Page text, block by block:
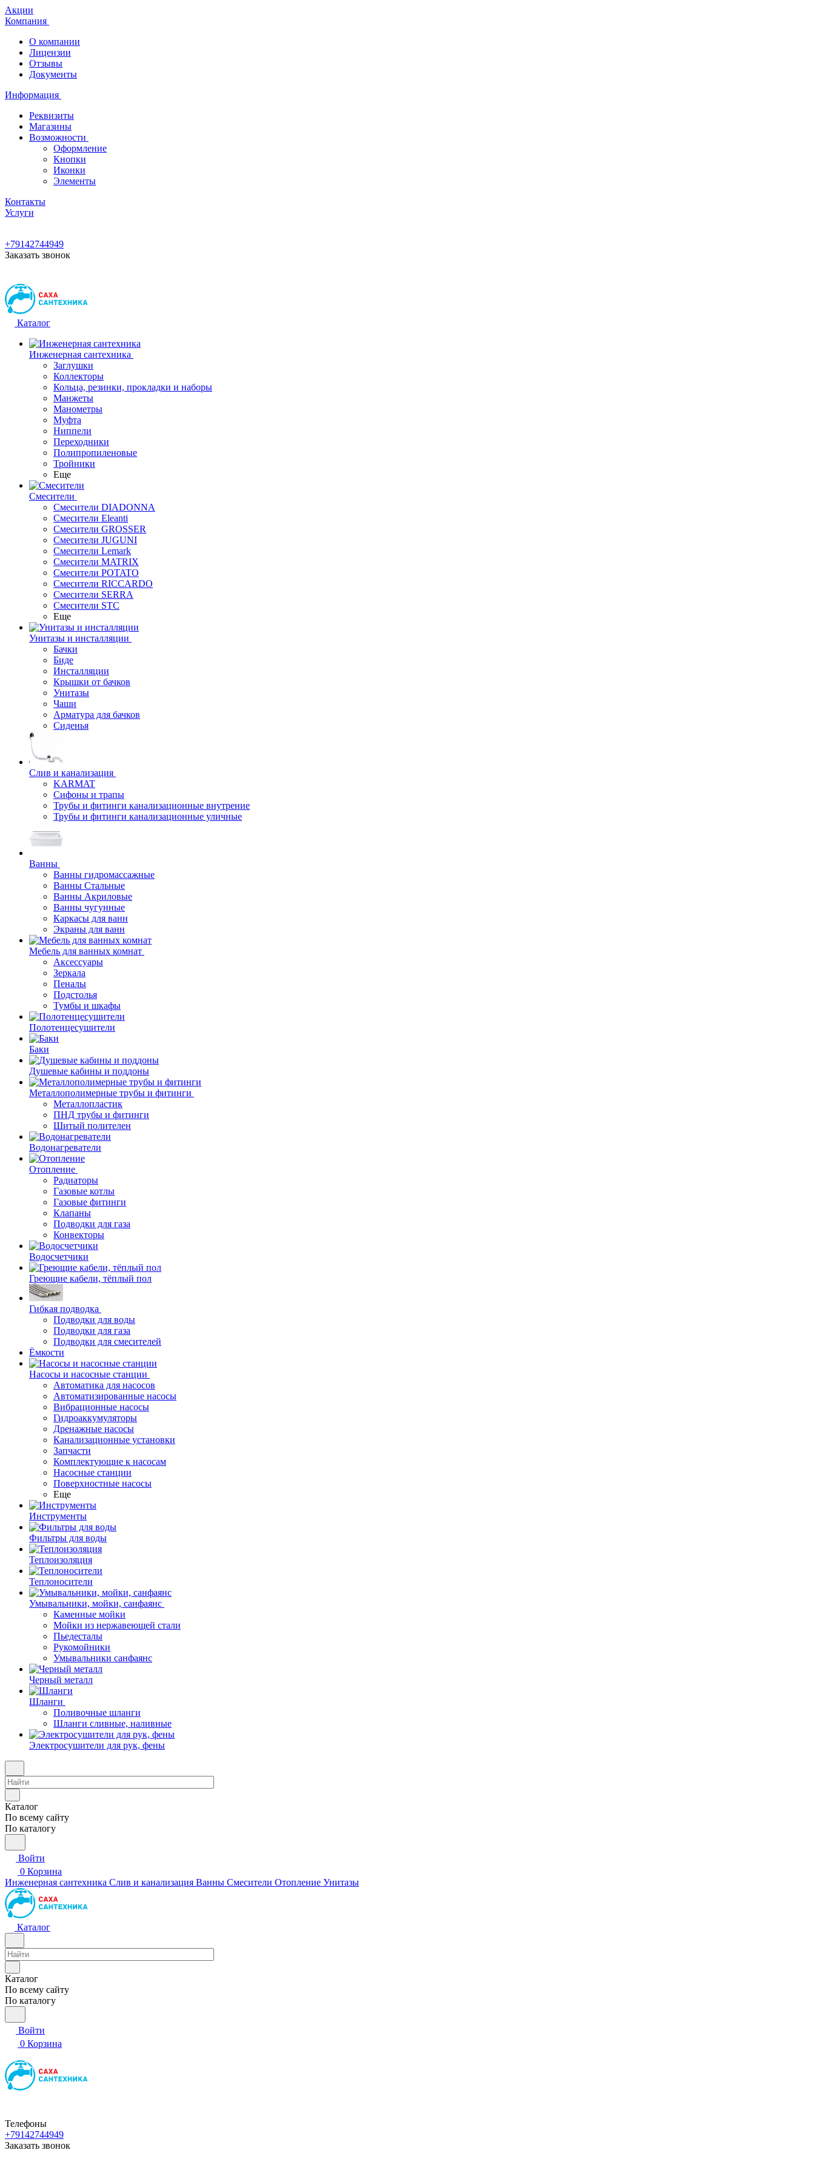
Акции
Компания
О компании
Лицензии
Отзывы
Документы
Информация
Реквизиты
Магазины
Возможности
Оформление
Кнопки
Иконки
Элементы
Контакты
Услуги
+79142744949
Заказать звонок
Каталог
Инженерная сантехника
Заглушки
Коллекторы
Кольца, резинки, прокладки и наборы
Манжеты
Манометры
Муфта
Ниппели
Переходники
Полипропиленовые
Тройники
Еще
Смесители
Смесители DIADONNA
Смесители Eleanti
Смесители GROSSER
Смесители JUGUNI
Смесители Lemark
Смесители MATRIX
Смесители POTATO
Смесители RICCARDO
Смесители SERRA
Смесители STC
Еще
Унитазы и инсталляции
Бачки
Биде
Инсталляции
Крышки от бачков
Унитазы
Чаши
Арматура для бачков
Сиденья
Слив и канализация
KARMAT
Сифоны и трапы
Трубы и фитинги канализационные внутрение
Трубы и фитинги канализационные уличные
Ванны
Ванны гидромассажные
Ванны Стальные
Ванны Акриловые
Ванны чугунные
Каркасы для ванн
Экраны для ванн
Мебель для ванных комнат
Аксессуары
Зеркала
Пеналы
Подстолья
Тумбы и шкафы
Полотенцесушители
Баки
Душевые кабины и поддоны
Металлополимерные трубы и фитинги
Металлопластик
ПНД трубы и фитинги
Шитый полителен
Водонагреватели
Отопление
Радиаторы
Газовые котлы
Газовые фитинги
Клапаны
Подводки для газа
Конвекторы
Водосчетчики
Греющие кабели, тёплый пол
Гибкая подводка
Подводки для воды
Подводки для газа
Подводки для смесителей
Ёмкости
Насосы и насосные станции
Автоматика для насосов
Автоматизированные насосы
Вибрационные насосы
Гидроаккумуляторы
Дренажные насосы
Канализационные установки
Запчасти
Комплектующие к насосам
Насосные станции
Поверхностные насосы
Еще
Инструменты
Фильтры для воды
Теплоизоляция
Теплоносители
Умывальники, мойки, санфаянс
Каменные мойки
Мойки из нержавеющей стали
Пьедесталы
Рукомойники
Умывальники санфаянс
Черный металл
Шланги
Поливочные шланги
Шланги сливные, наливные
Электросушители для рук, фены
Каталог
По всему сайту
По каталогу
Войти
0 Корзина
Инженерная сантехника Слив и канализация Ванны Смесители Отопление Унитазы
Каталог
Каталог
По всему сайту
По каталогу
Войти
0 Корзина
Телефоны
+79142744949
Заказать звонок